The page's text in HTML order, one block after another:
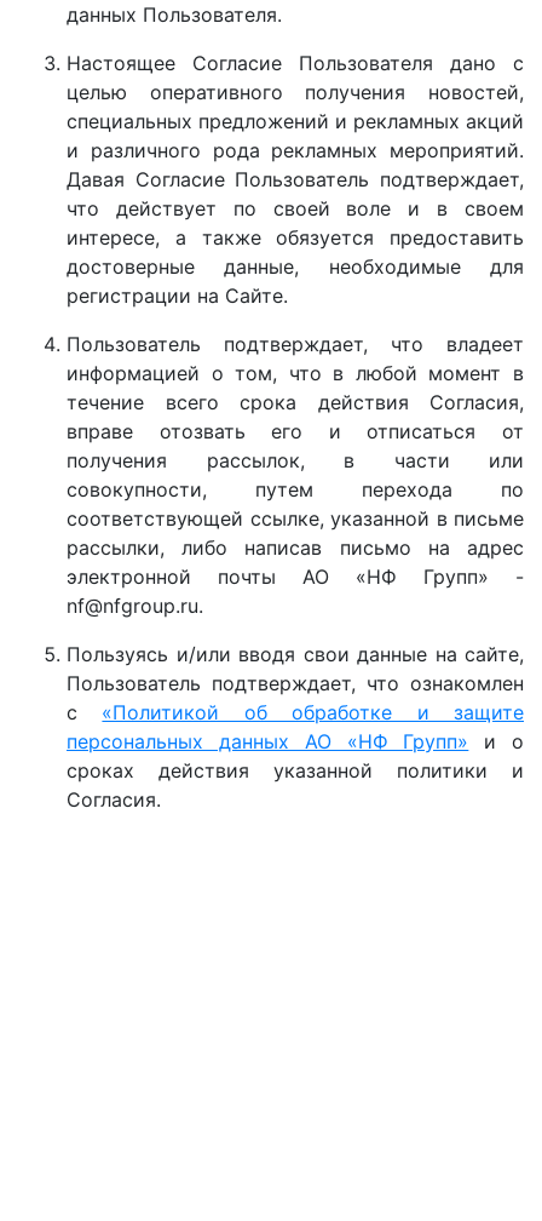
данных Пользователя.
Настоящее Согласие Пользователя дано с
целью оперативного получения новостей,
специальных предложений и рекламных акций
и различного рода рекламных мероприятий.
Давая Согласие Пользователь подтверждает,
что действует по своей воле и в своем
интересе, а также обязуется предоставить
достоверные данные, необходимые для
регистрации на Сайте.
Пользователь подтверждает, что владеет
информацией о том, что в любой момент в
течение всего срока действия Согласия,
вправе отозвать его и отписаться от
получения рассылок, в части или
совокупности, путем перехода по
соответствующей ссылке, указанной в письме
рассылки, либо написав письмо на адрес
электронной почты АО «НФ Групп» -
nf@nfgroup.ru.
Пользуясь и/или вводя свои данные на сайте,
Пользователь подтверждает, что ознакомлен
с «Политикой об обработке и защите
персональных данных АО «НФ Групп» и о
сроках действия указанной политики и
Согласия.